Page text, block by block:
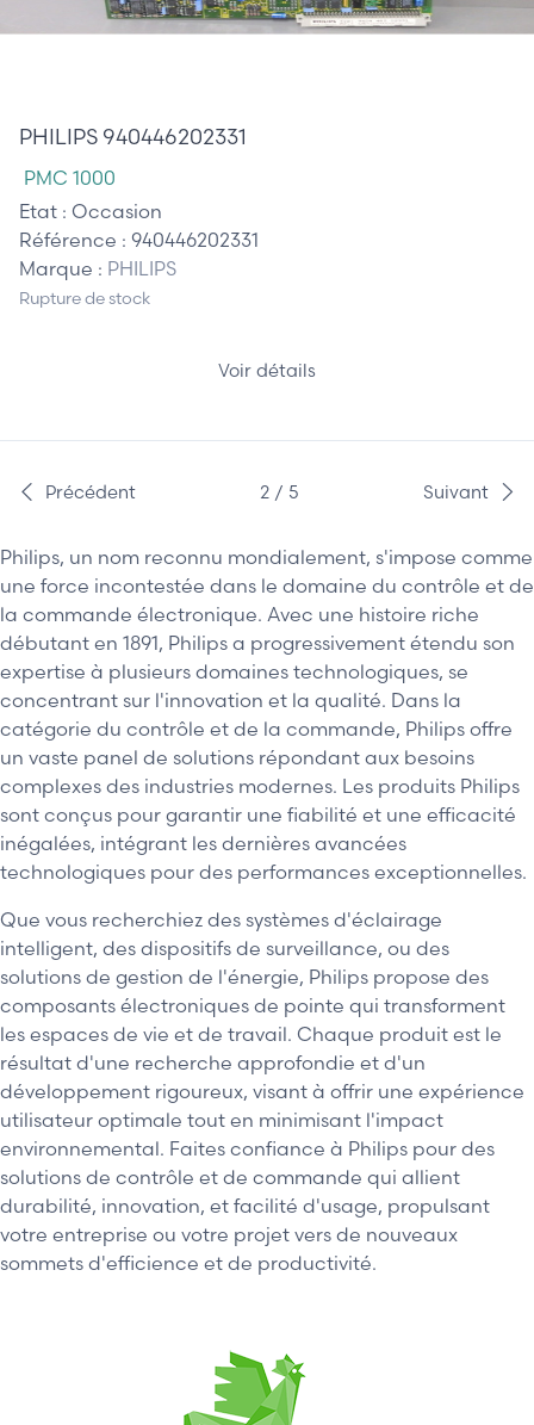
Philips, un nom reconnu mondialement, s'impose comme
une force incontestée dans le domaine du contrôle et de
la commande électronique. Avec une histoire riche
débutant en 1891, Philips a progressivement étendu son
expertise à plusieurs domaines technologiques, se
concentrant sur l'innovation et la qualité. Dans la
catégorie du contrôle et de la commande, Philips offre
un vaste panel de solutions répondant aux besoins
complexes des industries modernes. Les produits Philips
sont conçus pour garantir une fiabilité et une efficacité
inégalées, intégrant les dernières avancées
technologiques pour des performances exceptionnelles.
Que vous recherchiez des systèmes d'éclairage
intelligent, des dispositifs de surveillance, ou des
solutions de gestion de l'énergie, Philips propose des
composants électroniques de pointe qui transforment
les espaces de vie et de travail. Chaque produit est le
résultat d'une recherche approfondie et d'un
développement rigoureux, visant à offrir une expérience
utilisateur optimale tout en minimisant l'impact
environnemental. Faites confiance à Philips pour des
solutions de contrôle et de commande qui allient
durabilité, innovation, et facilité d'usage, propulsant
votre entreprise ou votre projet vers de nouveaux
sommets d'efficience et de productivité.
PHILIPS 940446202331
PMC 1000
Etat : Occasion
Référence : 940446202331
Marque : PHILIPS
Rupture de stock
Voir détails
Précédent 2 / 5 Suivant